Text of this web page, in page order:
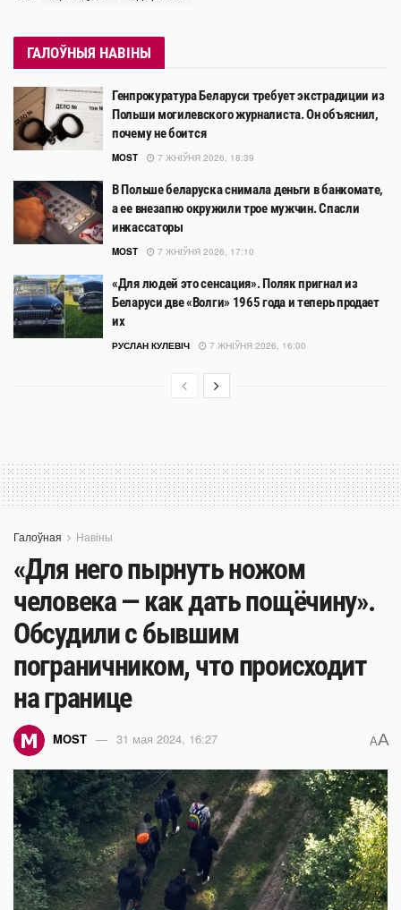
ГАЛОЎНЫЯ НАВІНЫ
Генпрокуратура Беларуси требует экстрадиции из
Польши могилевского журналиста. Он объяснил,
почему не боится
MOST 7 ЖНІЎНЯ 2026, 18:39
В Польше беларуска снимала деньги в банкомате,
а ее внезапно окружили трое мужчин. Спасли
инкассаторы
MOST 7 ЖНІЎНЯ 2026, 17:10
«Для людей это сенсация». Поляк пригнал из
Беларуси две «Волги» 1965 года и теперь продает
их
РУСЛАН КУЛЕВІЧ 7 ЖНІЎНЯ 2026, 16:00
Галоўная Навіны
«Для него пырнуть ножом
человека — как дать пощёчину».
Обсудили с бывшим
пограничником, что происходит
на границе
MOST 31 мая 2024, 16:27 AA